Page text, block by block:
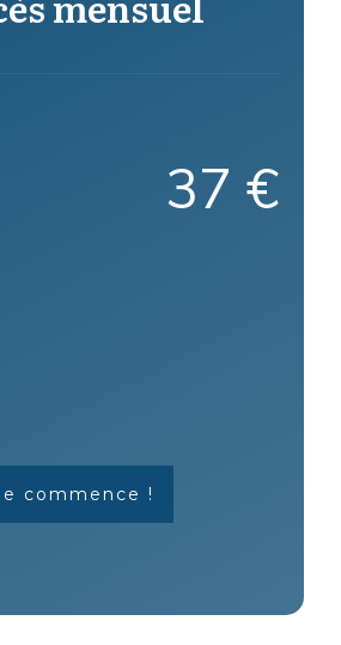
37 €
commence !